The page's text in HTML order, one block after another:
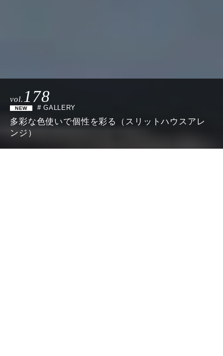
vol. 178
# GALLERY
多彩な色使いで個性を彩る（スリットハウスアレ
ンジ）